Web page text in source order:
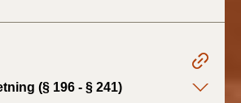
(§ 196 - § 241)